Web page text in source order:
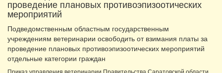
проведение плановых противоэпизоотических
мероприятий
Подведомственным областным государственным
учреждениям ветеринарии освободить от взимания платы за
проведение плановых противоэпизоотических мероприятий
отдельные категории граждан
Приказ управления ветеринарии Правительства Саратовской области